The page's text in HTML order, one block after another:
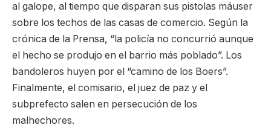
al galope, al tiempo que disparan sus pistolas máuser
sobre los techos de las casas de comercio. Según la
crónica de la Prensa, “la policía no concurrió aunque
el hecho se produjo en el barrio más poblado”. Los
bandoleros huyen por el “camino de los Boers”.
Finalmente, el comisario, el juez de paz y el
subprefecto salen en persecución de los
malhechores.